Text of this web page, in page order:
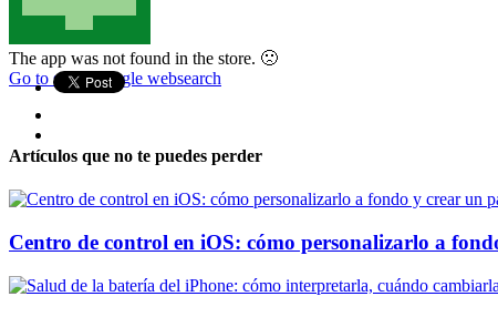
The app was not found in the store. 🙁
Go to store Google websearch
Artículos que no te puedes perder
Centro de control en iOS: cómo personalizarlo a